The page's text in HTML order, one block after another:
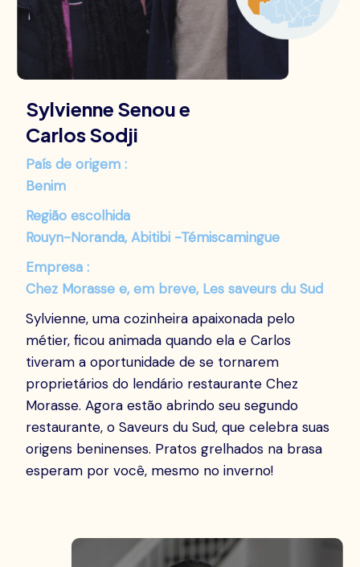
Sylvienne Senou e
Carlos Sodji
País de origem :
Benim
Região escolhida
Rouyn-Noranda, Abitibi -Témiscamingue
Empresa :
Chez Morasse e, em breve, Les saveurs du Sud
Sylvienne, uma cozinheira apaixonada pelo
métier, ficou animada quando ela e Carlos
tiveram a oportunidade de se tornarem
proprietários do lendário restaurante Chez
Morasse. Agora estão abrindo seu segundo
restaurante, o Saveurs du Sud, que celebra suas
origens beninenses. Pratos grelhados na brasa
esperam por você, mesmo no inverno!